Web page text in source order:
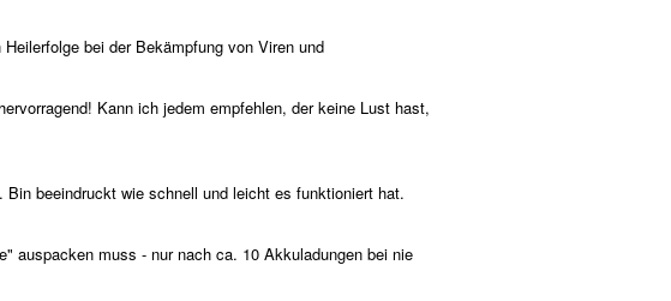
bei der Bekämpfung von Viren und
Kann ich jedem empfehlen, der keine Lust hast,
beeindruckt wie schnell und leicht es funktioniert hat.
auspacken muss - nur nach ca. 10 Akkuladungen bei nie